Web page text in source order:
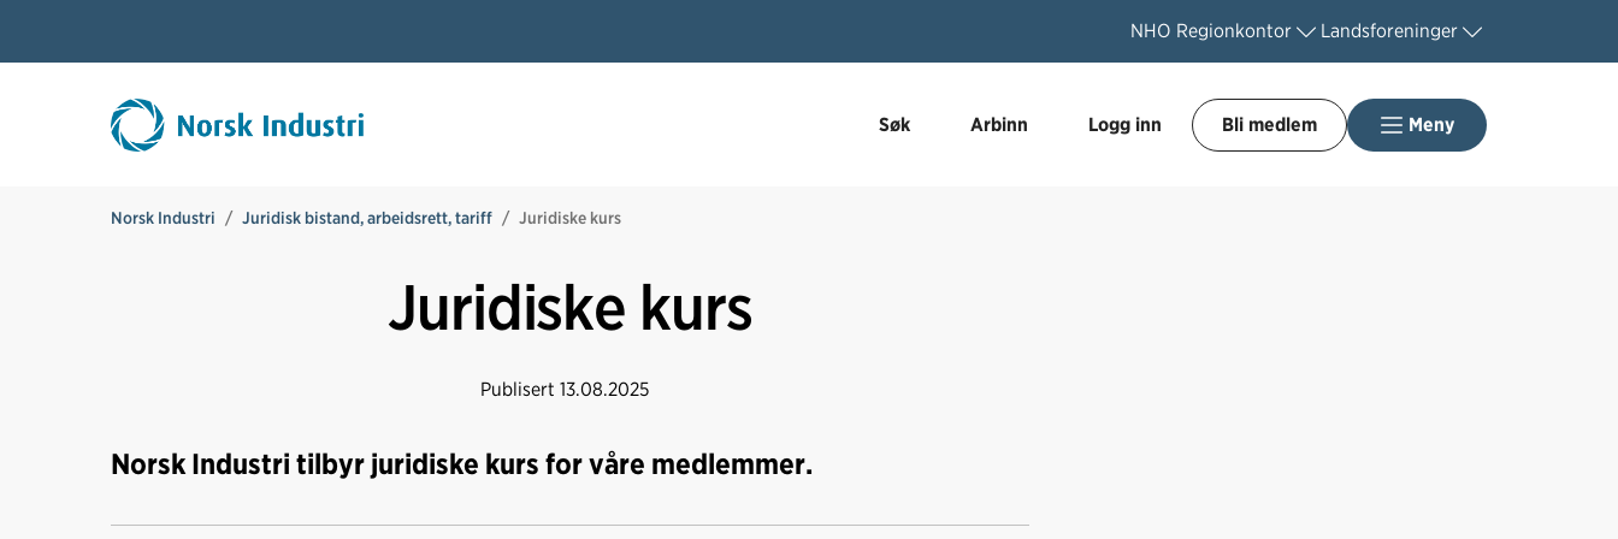
NHO Regionkontor Landsforeninger
Søk Arbinn Logg inn Bli medlem Meny
Norsk Industri Juridisk bistand, arbeidsrett, tariff Juridiske kurs
Juridiske kurs
Publisert13.08.2025
Norsk Industri tilbyr juridiske kurs for våre medlemmer.